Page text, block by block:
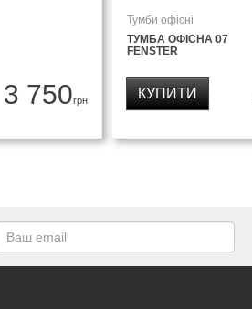
3 750грн
Тумби офісні
ТУМБА ОФІСНА 07
FENSTER
КУПИТИ